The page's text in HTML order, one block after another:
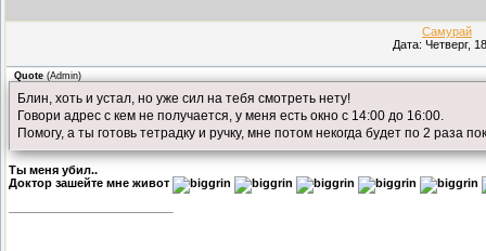
Самурай
Дата: Четверг,
Quote (Admin)
Блин, хоть и устал, но уже сил на тебя смотреть нету!
Говори адрес с кем не получается, у меня есть окно с 14:00 до 16:00.
Помогу, а ты готовь тетрадку и ручку, мне потом некогда будет по 2 раза
Ты меня убил..
Доктор зашейте мне живот